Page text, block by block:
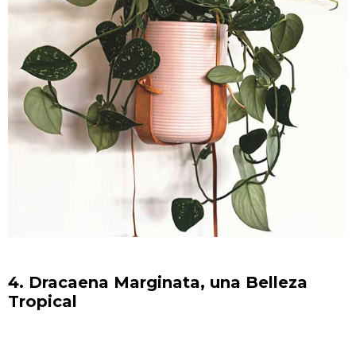
4. Dracaena Marginata, una Belleza
Tropical